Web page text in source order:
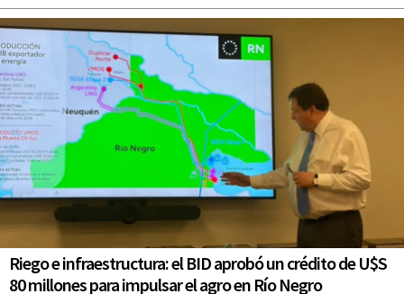
Riego e infraestructura: el BID aprobó un crédito de U$S
80 millones para impulsar el agro en Río Negro